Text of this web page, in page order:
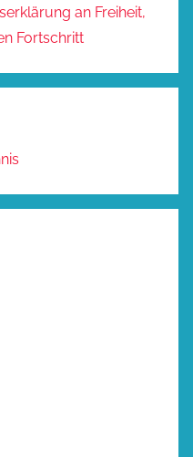
an Freiheit,
Fortschritt